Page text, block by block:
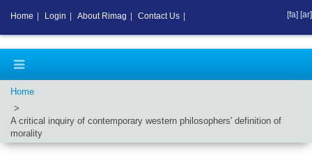
Home
A critical inquiry of contemporary western philosophers' definition of
morality
Home Login About Rimag Contact Us [fa] [ar]